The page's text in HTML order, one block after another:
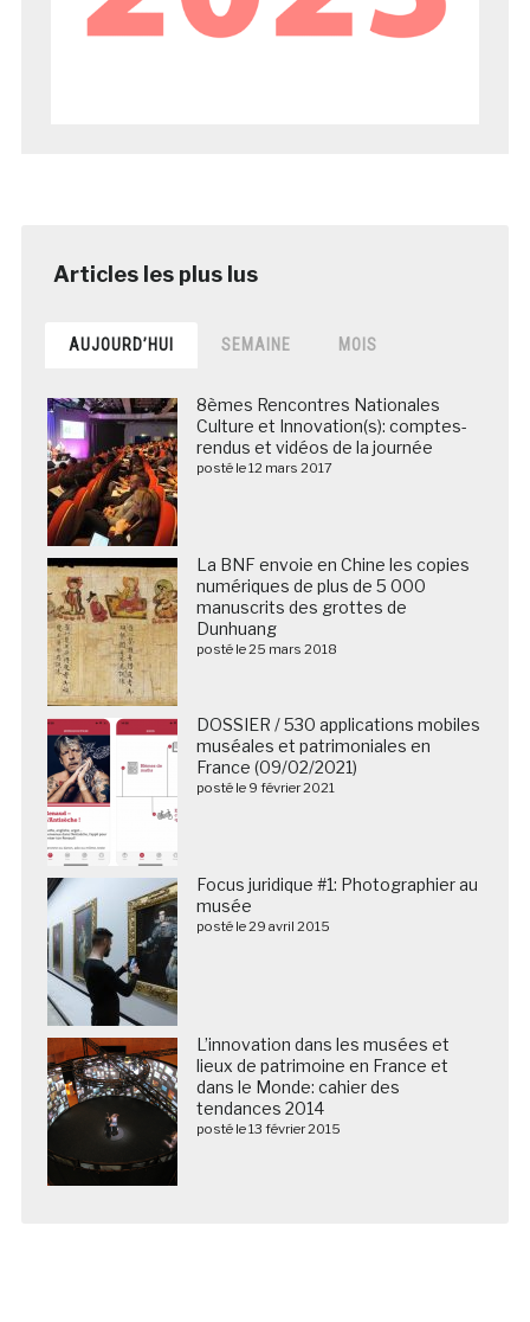
AUJOURD’HUI SEMAINE MOIS
8èmes Rencontres Nationales
Culture et Innovation(s): comptes-
rendus et vidéos de la journée
posté le 12 mars 2017
La BNF envoie en Chine les copies
numériques de plus de 5 000
manuscrits des grottes de
Dunhuang
posté le 25 mars 2018
DOSSIER / 530 applications mobiles
muséales et patrimoniales en
France (09/02/2021)
posté le 9 février 2021
Focus juridique #1: Photographier au
musée
posté le 29 avril 2015
L’innovation dans les musées et
lieux de patrimoine en France et
dans le Monde: cahier des
tendances 2014
posté le 13 février 2015